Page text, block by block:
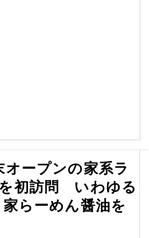
ープンの家系ラ
初訪問 いわゆる
らーめん醤油を